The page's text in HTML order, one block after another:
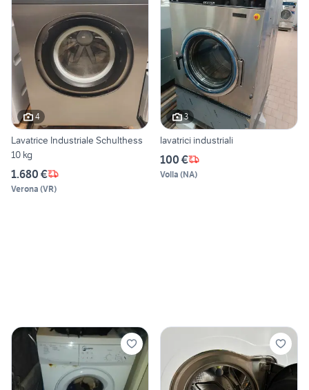
4
Lavatrice Industriale Schulthess
10 kg
1.680 €
Verona (VR)
3
lavatrici industriali
100 €
Volla (NA)